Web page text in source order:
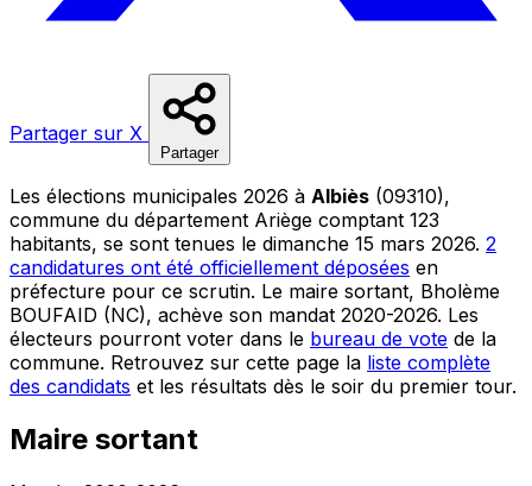
Partager sur X
Partager
Les élections municipales 2026 à Albiès (09310),
commune du département Ariège comptant 123
habitants, se sont tenues le dimanche 15 mars 2026. 2
candidatures ont été officiellement déposées en
préfecture pour ce scrutin. Le maire sortant, Bholème
BOUFAID (NC), achève son mandat 2020-2026. Les
électeurs pourront voter dans le bureau de vote de la
commune. Retrouvez sur cette page la liste complète
des candidats et les résultats dès le soir du premier tour.
Maire sortant